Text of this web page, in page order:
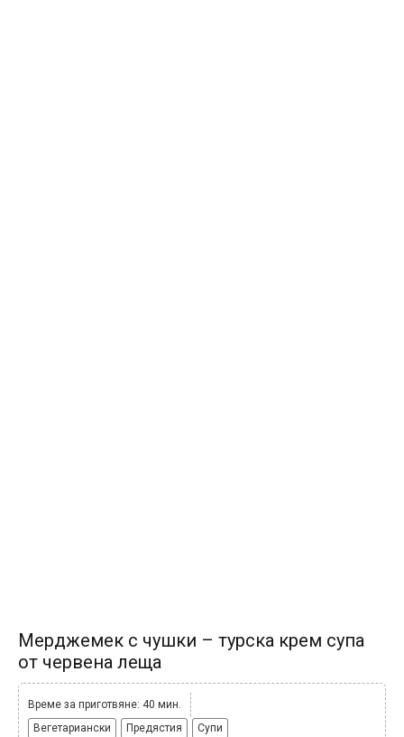
Мерджемек с чушки – турска крем супа
от червена леща
Време за приготвяне: 40 мин.
Вегетариански
Предястия Супи